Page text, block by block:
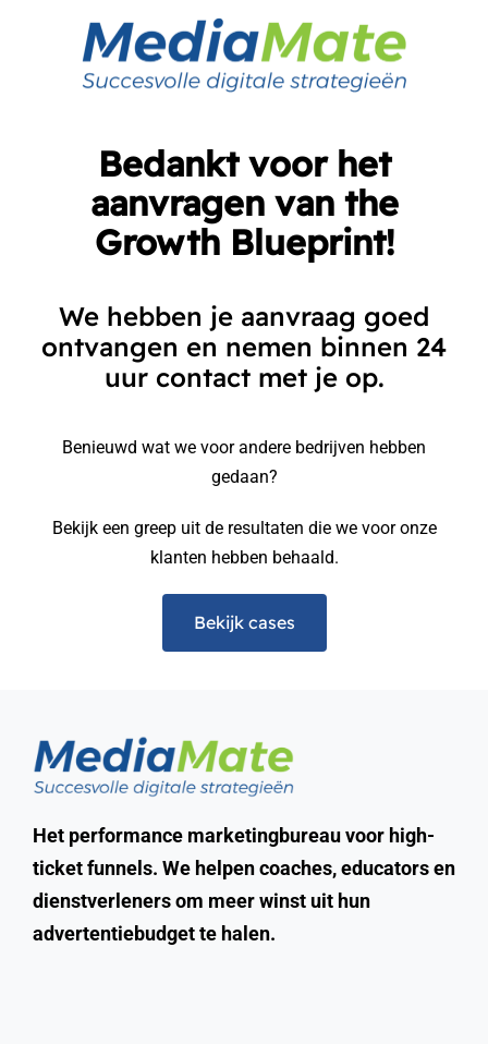
Bedankt voor het
aanvragen van the
Growth Blueprint!
We hebben je aanvraag goed
ontvangen en nemen binnen 24
uur contact met je op.
Benieuwd wat we voor andere bedrijven hebben
gedaan?
Bekijk een greep uit de resultaten die we voor onze
klanten hebben behaald.
Bekijk cases
Het performance marketingbureau voor high-
ticket funnels. We helpen coaches, educators en
dienstverleners om meer winst uit hun
advertentiebudget te halen.